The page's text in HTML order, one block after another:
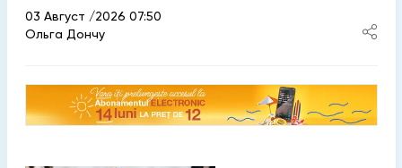
03 Август /2026 07:50
Ольга Дончу